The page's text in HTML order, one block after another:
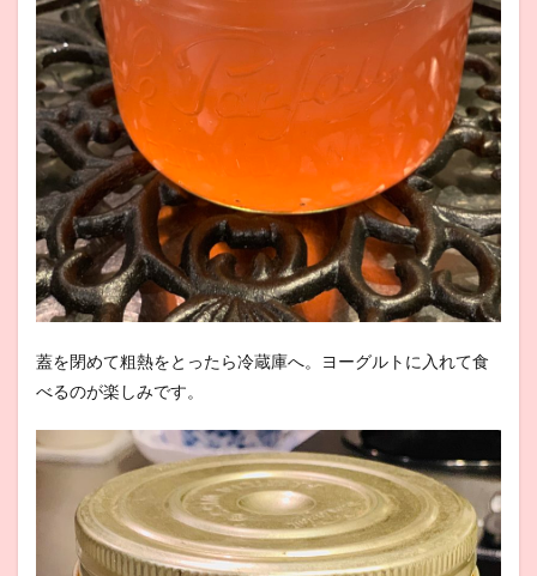
蓋を閉めて粗熱をとったら冷蔵庫へ。ヨーグルトに入れて食
べるのが楽しみです。